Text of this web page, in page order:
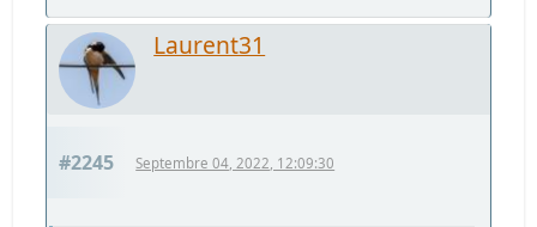
Laurent31
#2245 Septembre 04, 2022, 12:09:30